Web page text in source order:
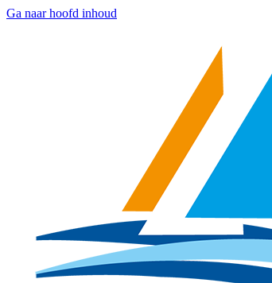
Ga naar hoofd inhoud